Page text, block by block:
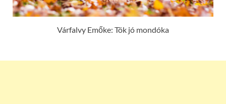
Várfalvy Emőke: Tök jó mondóka